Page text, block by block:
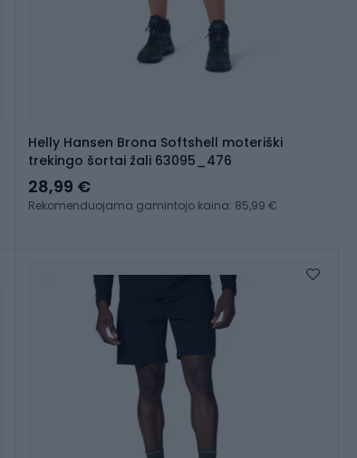
Helly Hansen Brona Softshell moteriški
trekingo šortai žali 63095_476
28,99 €
Rekomenduojama gamintojo kaina: 85,99 €